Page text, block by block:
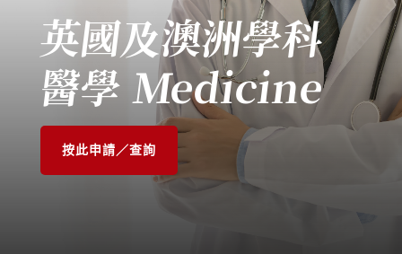
英國及澳洲學科
醫學 Medicine
按此申請／查詢